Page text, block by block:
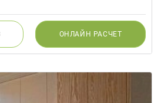
ОНЛАЙН РАСЧЕТ